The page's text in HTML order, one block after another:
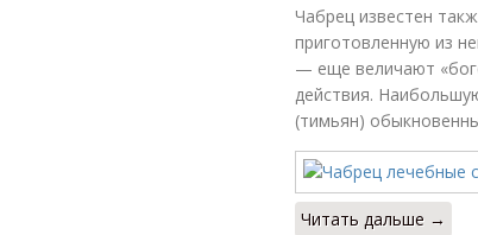
Чабрец известен
приготовленную из
— еще величают
действия.
(тимьян)
Читать дальше →